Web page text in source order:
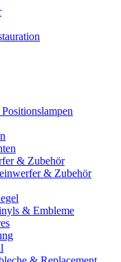
& Zubehör
& Zubehör
& Embleme